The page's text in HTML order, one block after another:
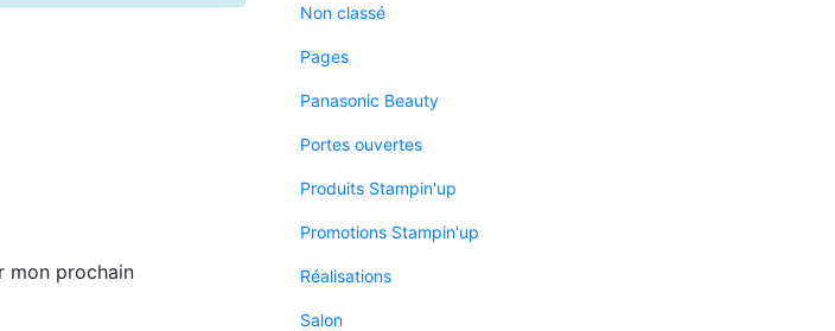
mon prochain
Non classé
Pages
Panasonic Beauty
Portes ouvertes
Produits Stampin'up
Promotions Stampin'up
Réalisations
Salon